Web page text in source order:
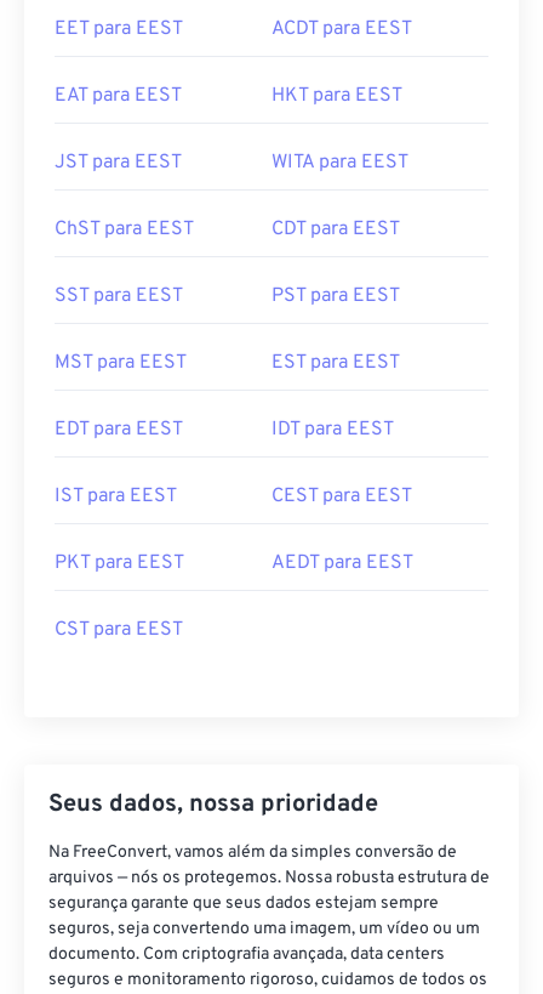
EET para EEST ACDT para EEST
EAT para EEST HKT para EEST
JST para EEST WITA para EEST
ChST para EEST CDT para EEST
SST para EEST PST para EEST
MST para EEST EST para EEST
EDT para EEST IDT para EEST
IST para EEST CEST para EEST
PKT para EEST AEDT para EEST
CST para EEST
Seus dados, nossa prioridade
Na FreeConvert, vamos além da simples conversão de
arquivos — nós os protegemos. Nossa robusta estrutura de
segurança garante que seus dados estejam sempre
seguros, seja convertendo uma imagem, um vídeo ou um
documento. Com criptografia avançada, data centers
seguros e monitoramento rigoroso, cuidamos de todos os